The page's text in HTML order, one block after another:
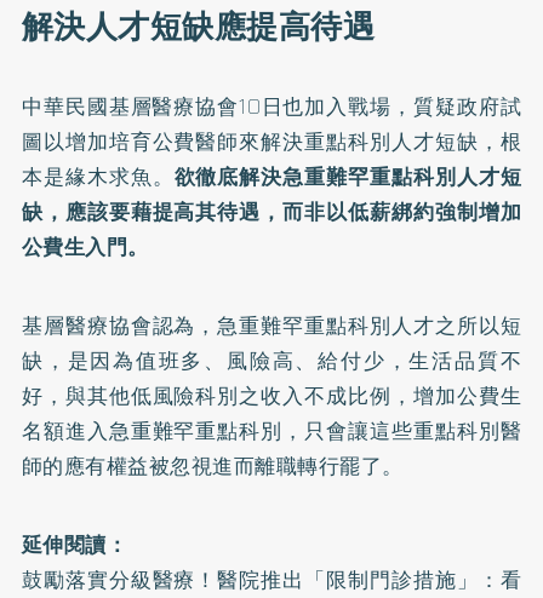
解決人才短缺應提高待遇
中華民國基層醫療協會10日也加入戰場，質疑政府試
圖以增加培育公費醫師來解決重點科別人才短缺，根
本是緣木求魚。 欲徹底解決急重難罕重點科別人才短
缺，應該要藉提高其待遇，而非以低薪綁約強制增加
公費生入門。
基層醫療協會認為，急重難罕重點科別人才之所以短
缺，是因為值班多、風險高、給付少，生活品質不
好，與其他低風險科別之收入不成比例，增加公費生
名額進入急重難罕重點科別，只會讓這些重點科別醫
師的應有權益被忽視進而離職轉行罷了。
延伸閱讀：
鼓勵落實分級醫療！醫院推出「限制門診措施」：看